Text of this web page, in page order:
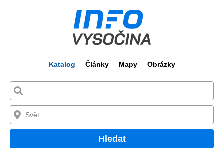
Katalog Články Mapy Obrázky
Hledat